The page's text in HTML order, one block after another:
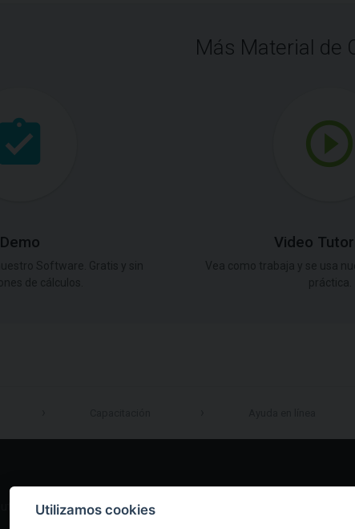
Más Material de
Demo Video
Facebook
Utilizamos cookies